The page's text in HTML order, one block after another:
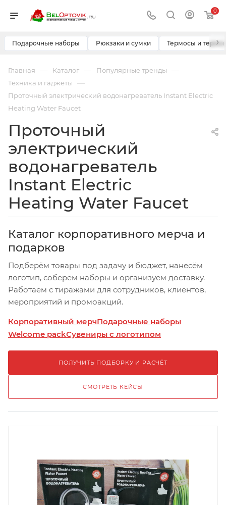
0
Подарочные наборы Рюкзаки и сумки Термосы и ›
Главная — Каталог — Популярные тренды —
Техника и гаджеты —
Проточный электрический водонагреватель Instant Electric
Heating Water Faucet
Проточный
электрический
водонагреватель
Instant Electric
Heating Water Faucet
Каталог корпоративного мерча и
подарков
Подберём товары под задачу и бюджет, нанесём
логотип, соберём наборы и организуем доставку.
Работаем с тиражами для сотрудников, клиентов,
мероприятий и промоакций.
Корпоративный мерчПодарочные наборы
Welcome packСувениры с логотипом
ПОЛУЧИТЬ ПОДБОРКУ И РАСЧЁТ
СМОТРЕТЬ КЕЙСЫ